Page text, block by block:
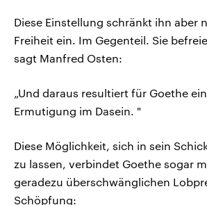
Diese Einstellung schränkt ihn aber
Freiheit ein. Im Gegenteil. Sie
sagt Manfred Osten:
„Und daraus resultiert für Goethe
Ermutigung im Dasein. "
Diese Möglichkeit, sich in sein
zu lassen, verbindet Goethe sogar
geradezu überschwänglichen
Schöpfung: